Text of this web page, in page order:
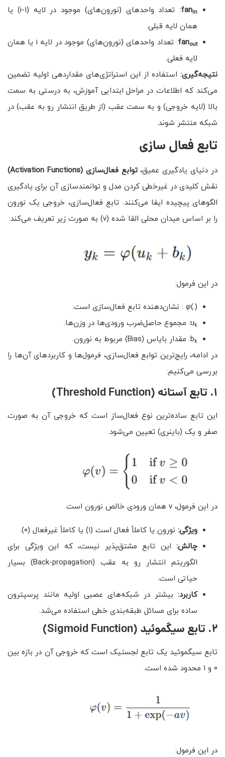
fanin
: تعداد واحدهای (نورون‌های) موجود در لایه (i-1) یا
همان لایه قبلی.
fanout
: تعداد واحدهای (نورون‌های) موجود در لایه i یا همان
لایه فعلی.
نتیجه‌گیری: استفاده از این استراتژی‌های مقداردهی اولیه تضمین
می‌کند که اطلاعات در مراحل ابتدایی آموزش، به درستی به سمت
بالا (لایه خروجی) و به سمت عقب (از طریق انتشار رو به عقب) در
شبکه منتشر شوند.
تابع فعال سازی
در دنیای یادگیری عمیق،توابع فعال‌سازی (Activation Functions)
نقش کلیدی در غیرخطی کردن مدل و توانمندسازی آن برای یادگیری
الگوهای پیچیده ایفا می‌کنند. تابع فعال‌سازی، خروجی یک نورون
را بر اساس میدان محلی القا شده (v) به صورت زیر تعریف می‌کند:
در این فرمول:
(.)
φ : نشان‌دهنده تابع فعال‌سازی است.
uk
: مجموع حاصل‌ضرب ورودی‌ها در وزن‌ها.
bk
: مقدار بایاس (Bias) مربوط به نورون.
در ادامه، رایج‌ترین توابع فعال‌سازی، فرمول‌ها و کاربردهای آن‌ها را
بررسی می‌کنیم:
۱. تابع آستانه (Threshold Function)
این تابع ساده‌ترین نوع فعال‌ساز است که خروجی آن به صورت
صفر و یک (باینری) تعیین می‌شود.
در این فرمول، v همان ورودی خالص نورون است.
ویژگی: نورون یا کاملاً فعال است (۱) یا کاملاً غیرفعال (۰).
چالش: این تابع مشتق‌پذیر نیست، که این ویژگی برای
الگوریتم انتشار رو به عقب (Back-propagation) بسیار
حیاتی است.
کاربرد: بیشتر در شبکه‌های عصبی اولیه مانند پرسپترون
ساده برای مسائل طبقه‌بندی خطی استفاده می‌شد.
۲. تابع سیگموئید (Sigmoid Function)
تابع سیگموئید یک تابع لجستیک است که خروجی آن در بازه بین
۰ و ۱ محدود شده است.
در این فرمول: